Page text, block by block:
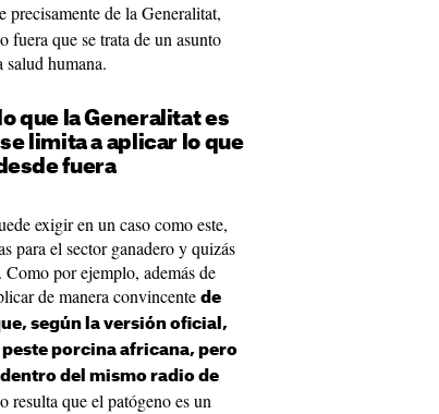
precisamente de la Generalitat,
que se trata de un asunto
salud humana.
que la Generalitat es
limita a aplicar lo que
fuera
exigir en un caso como este,
para el sector ganadero y quizás
por ejemplo, además de
de manera convincente de
según la versión oficial,
porcina africana, pero
del mismo radio de
resulta que el patógeno es un